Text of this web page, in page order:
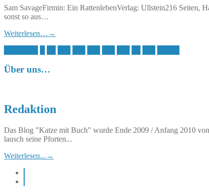
Sam SavageFirmin: Ein RattenlebenVerlag: Ullstein216 Seiten,
sonst so aus…
Weiterlesen… →
Seitennummerierung
der
… …
Über uns…
Redaktion
Das Blog "Katze mit Buch" wurde Ende 2009 / Anfang 2010
lausch seine Pforten...
Weiterlesen... →